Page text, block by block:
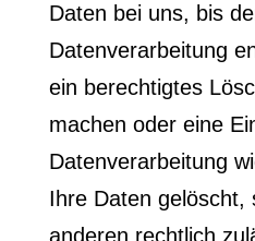
Daten bei uns, bis
Datenverarbeitung
ein berechtigtes
machen oder eine
Datenverarbeitung
Ihre Daten gelöscht,
anderen rechtlich